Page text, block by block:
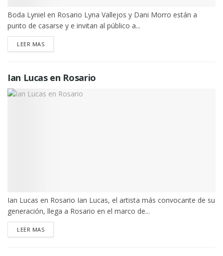
Boda Lyniel en Rosario Lyna Vallejos y Dani Morro están a
punto de casarse y e invitan al público a...
LEER MASDETAILS
Ian Lucas en Rosario
Ian Lucas en Rosario Ian Lucas, el artista más convocante de su
generación, llega a Rosario en el marco de...
LEER MASDETAILS